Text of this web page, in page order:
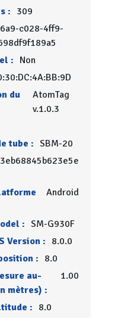
: 309
c028-4ff9-
: Non
du
AtomTag
v.1.0.3
tube : SBM-20
Android
: SM-G930F
Version : 8.0.0
: 8.0
au-
mètres) :
1.00
: 8.0